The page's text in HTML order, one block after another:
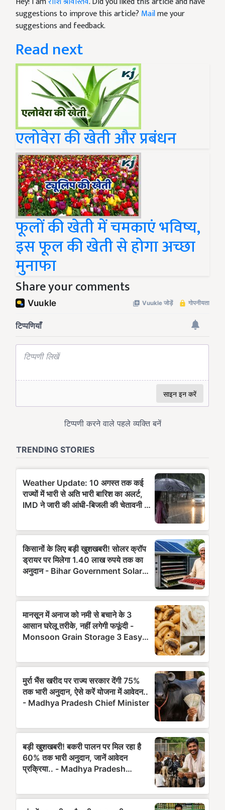
suggestions to improve this article? Mailme your
suggestions and feedback.
Read next
एलोवेरा की खेती और प्रबंधन
फूलों की खेती में चमकाएं भविष्य,
इस फूल की खेती से होगा अच्छा
मुनाफा
Share your comments